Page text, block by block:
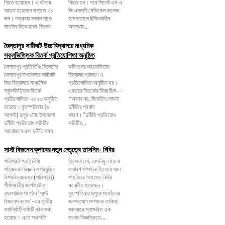
নিহত হয়েছেন। এ ঘটনায়
আহত হয়েছেন অন্তত ২৪
জন। শুক্রবার সকাল সাড়ে
সাতটার দিকে ঢাকা-সিলেট
নিহত হন। পরে সিলেট এম এ
জি ওসমানী মেডিকেল কলেজ
হাসপাতালে চিকিৎসাধীন
অবস্থায়...
জৈন্তাপুর সারীঘাট উচ্চ বিদ্যালয়ে মাধ্যমিক
স্কুলভিত্তিক বিতর্ক প্রতিযোগিতা অনুষ্ঠিত
জৈন্তাপুর প্রতিনিধি: সিলেটের
জৈন্তাপুর উপজেলার সারীঘাট
উচ্চ বিদ্যালয়ে মাধ্যমিক
স্কুলভিত্তিক বিতর্ক
প্রতিযোগিতা-২০২৬ অনুষ্ঠিত
হয়েছে। বৃহস্পতিবার (৬
আগস্ট) দুপুর ২টায় উপজেলা
দুর্নীতি প্রতিরোধ কমিটির
আয়োজনে এবং দুর্নীতি দমন
কমিশনের সহযোগিতায়
বিদ্যালয় প্রাঙ্গণে এ
প্রতিযোগিতা অনুষ্ঠিত হয়।
এবারের বিতর্কের বিষয় ছিল—
“অভাব নয়, সীমাহীন লোভই
দুর্নীতির প্রধান
কারণ।”দুর্নীতি প্রতিরোধ
কমিটির...
সাস্ট বিজনেস ক্লাবের নতুন নেতৃত্বে তাসনিম- নিবির
শাবিপ্রবি প্রতিনিধি:
শাহজালাল বিজ্ঞান ও প্রযুক্তি
বিশ্ববিদ্যালয়ের (শাবিপ্রবি)
শীর্ষস্থানীয় কর্পোরেট ও
ব্যবসায়িক সংগঠন ‘সাস্ট
বিজনেস ক্লাব’-এর তৃতীয়
কার্যনির্বাহী কমিটি গঠন করা
হয়েছে। এতে সভাপতি
হিসেবে মো. তাসনিমুল হক ও
সাধারণ সম্পাদক হিসেবে আল
শাহরিয়ার আহমেদ নিবির
মনোনীত হয়েছেন।
বৃহস্পতিবার দুপুরে সংগঠনের
জনসংযোগ সম্পাদক তাকিয়া
জান্নাহর স্বাক্ষরিত এক
সংবাদ বিজ্ঞপ্তিতে...